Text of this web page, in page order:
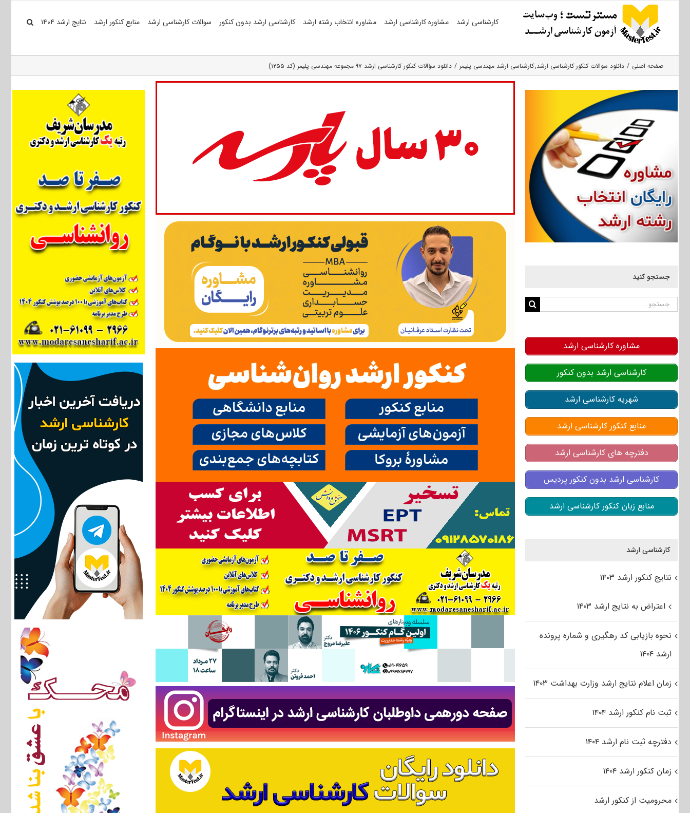
کارشناسی ارشد مشاوره کارشناسی ارشد مشاوره انتخاب رشته ارشد کارشناسی ارشد بدون کنکور سوالات کارشناسی ارشد منابع کنکور ارشد نتایج ارشد ۱۴۰۴
صفحه اصلی دانلود سوالات کنکور کارشناسی ارشد کارشناسی ارشد مهندسی پلیمر دانلود سؤالات کنکور کارشناسی ارشد ۹۷ مجموعه مهندسی پلیمر (کد ۱۲۵۵)
جستجو کنید
جستجو
مشاوره کارشناسی ارشد
کارشناسی ارشد بدون کنکور
شهریه کارشناسی ارشد
منابع کنکور کارشناسی ارشد
دفترچه های کارشناسی ارشد
کارشناسی ارشد بدون کنکور پردیس
منابع زبان کنکور کارشناسی ارشد
کارشناسی ارشد
نتایج کنکور ارشد ۱۴۰۳
اعتراض به نتایج ارشد ۱۴۰۳
نحوه بازیابی کد رهگیری و شماره پرونده
ارشد ۱۴۰۴
زمان اعلام نتایج ارشد وزارت بهداشت ۱۴۰۳
ثبت نام کنکور ارشد ۱۴۰۴
دفترچه ثبت نام ارشد ۱۴۰۴
زمان کنکور ارشد ۱۴۰۴
محرومیت از کنکور ارشد